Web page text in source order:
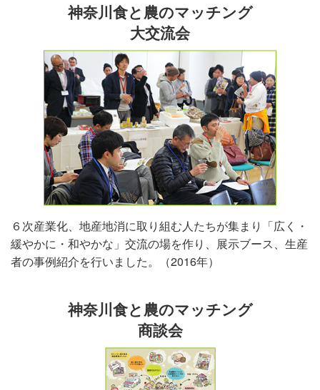
神奈川食と農のマッチング
大交流会
６次産業化、地産地消に取り組む人たちが集まり「広く・
緩やかに・和やかな」交流の場を作り、展示ブース、生産
者の事例紹介を行いました。（2016年）
神奈川食と農のマッチング
商談会